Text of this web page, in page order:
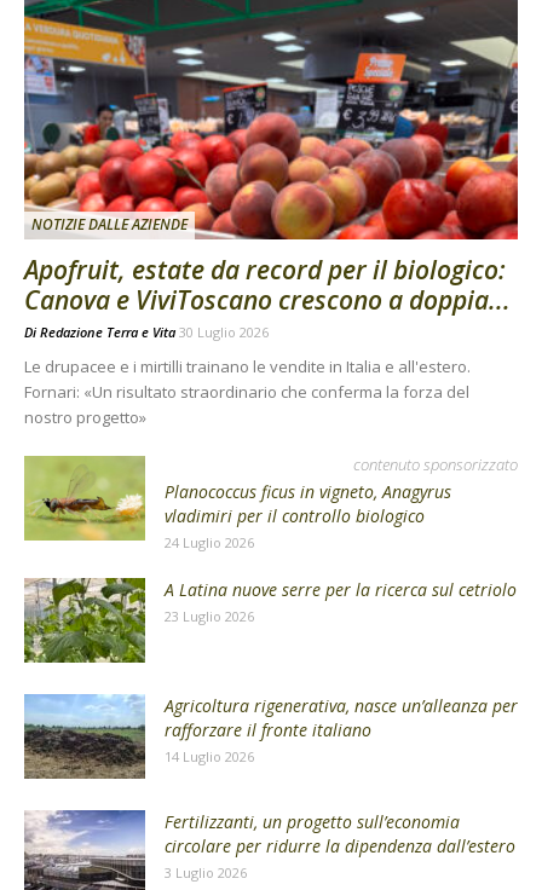
NOTIZIE DALLE AZIENDE
Apofruit, estate da record per il biologico:
Canova e ViviToscano crescono a doppia...
Di Redazione Terra e Vita 30 Luglio 2026
Le drupacee e i mirtilli trainano le vendite in Italia e all'estero.
Fornari: «Un risultato straordinario che conferma la forza del
nostro progetto»
contenuto sponsorizzato
Planococcus ficus in vigneto, Anagyrus
vladimiri per il controllo biologico
24 Luglio 2026
A Latina nuove serre per la ricerca sul cetriolo
23 Luglio 2026
Agricoltura rigenerativa, nasce un’alleanza per
rafforzare il fronte italiano
14 Luglio 2026
Fertilizzanti, un progetto sull’economia
circolare per ridurre la dipendenza dall’estero
3 Luglio 2026